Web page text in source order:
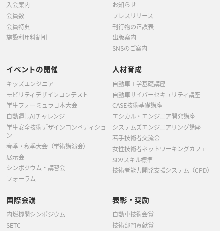
入会案内
会員数
会員特典
施設利用料割引
お知らせ
プレスリリース
刊行物の正誤表
出版案内
SNSのご案内
イベントの開催
キッズエンジニア
モビリティデザインコンテスト
学生フォーミュラ日本大会
自動運転AIチャレンジ
学生安全技術デザインコンペティショ
ン
春季・秋季大会（学術講演会）
展示会
シンポジウム・講習会
フォーラム
人材育成
自動車工学基礎講座
自動車サイバーセキュリティ講座
CASE技術基礎講座
エシカル・エンジニア開発講座
システムズエンジニアリング講座
若手技術者交流会
女性技術者ネットワーキングカフェ
SDVスキル標準
技術者能力開発支援システム（CPD）
国際会議
内燃機関シンポジウム
SETC
表彰・奨励
自動車技術会賞
技術部門貢献賞